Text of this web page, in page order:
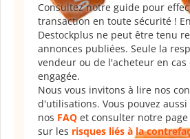
Consultez notre guide pour
transaction en toute sécurité !
Destockplus ne peut être tenu
annonces publiées. Seule la
vendeur ou de l'acheteur en
engagée.
Nous vous invitons à lire nos
d'utilisations. Vous pouvez
nos FAQ et consulter notre
sur les risques liés à la